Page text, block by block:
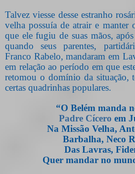
Talvez viesse desse estranho
velha possuía de atrair e manter
que ele fugiu de suas mãos,
quando seus parentes,
Franco Rabelo, mandaram em
em relação ao período em que
retomou o domínio da situação,
certas quadrinhas populares.
“O Belém manda
Padre Cícero em
Na Missão Velha,
Barbalha, Neco
Das Lavras,
Quer mandar no